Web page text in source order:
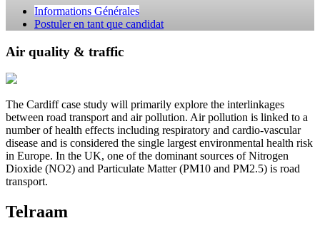
Informations Générales
Postuler en tant que candidat
Air quality & traffic
The Cardiff case study will primarily explore the interlinkages
between road transport and air pollution. Air pollution is linked to a
number of health effects including respiratory and cardio-vascular
disease and is considered the single largest environmental health risk
in Europe. In the UK, one of the dominant sources of Nitrogen
Dioxide (NO2) and Particulate Matter (PM10 and PM2.5) is road
transport.
Telraam